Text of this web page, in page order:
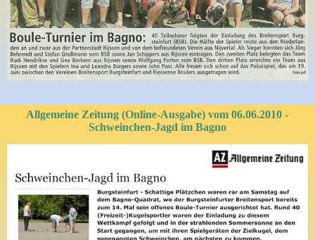
Allgemeine Zeitung (Online-Ausgabe) vom 06.06.2010 -
Schweinchen-Jagd im Bagno